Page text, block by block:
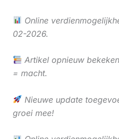
Online
02-2026.
Artikel opnieuw
= macht.
Nieuwe update
groei mee!